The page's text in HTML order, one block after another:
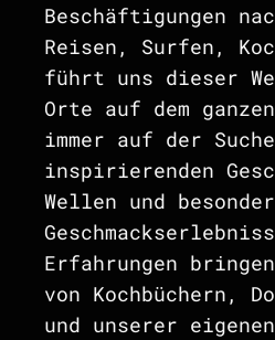
Beschäftigungen
Reisen, Surfen,
führt uns dieser
Orte auf dem
immer auf der
inspirierenden
Wellen und
Erfahrungen
von Kochbüchern,
und unserer